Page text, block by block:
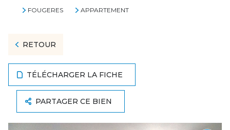
FOUGERES
APPARTEMENT
RETOUR
TÉLÉCHARGER LA FICHE
PARTAGER CE BIEN